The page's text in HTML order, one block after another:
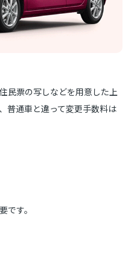
民票の写しなどを用意した上
普通車と違って変更手数料は
です。